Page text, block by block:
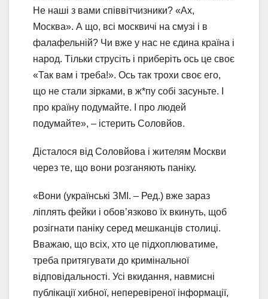
Не наші з вами співвітчизники? «Ах,
Москва». А що, всі москвичі на смузі і в
фалафельній? Чи вже у нас не єдина країна і
народ. Тільки струсіть і приберіть ось це своє
«Так вам і треба!». Ось так трохи своє его,
що не стали зірками, в ж*пу собі засуньте. І
про країну подумайте. І про людей
подумайте», – істерить Соловйов.
Дісталося від Соловйова і жителям Москви
через те, що вони розганяють паніку.
«Вони (українські ЗМІ. – Ред.) вже зараз
ліплять фейки і обов’язково їх вкинуть, щоб
розігнати паніку серед мешканців столиці.
Вважаю, що всіх, хто це підхоплюватиме,
треба притягувати до кримінальної
відповідальності. Усі вкидання, навмисні
публікації хибної, неперевіреної інформації,